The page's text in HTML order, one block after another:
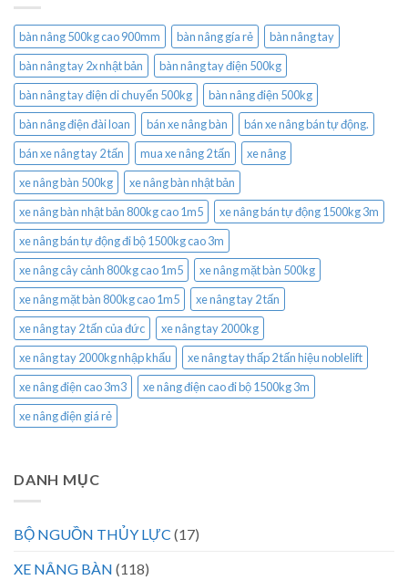
bàn nâng 500kg cao 900mm bàn nâng gía rẻ
bàn nâng tay
bàn nâng tay 2x nhật bản
bàn nâng tay điện 500kg
bàn nâng tay điện di chuyển 500kg
bàn nâng điện 500kg
bàn nâng điện đài loan
bán xe nâng bàn
bán xe nâng bán tự động.
bán xe nâng tay 2 tấn
mua xe nâng 2 tấn
xe nâng
xe nâng bàn 500kg
xe nâng bàn nhật bản
xe nâng bàn nhật bản 800kg cao 1m5
xe nâng bán tự động 1500kg 3m
xe nâng bán tự động đi bộ 1500kg cao 3m
xe nâng cây cảnh 800kg cao 1m5
xe nâng mặt bàn 500kg
xe nâng mặt bàn 800kg cao 1m5
xe nâng tay 2 tấn
xe nâng tay 2 tấn của đức
xe nâng tay 2000kg
xe nâng tay 2000kg nhập khẩu
xe nâng tay thấp 2 tấn hiệu noblelift
xe nâng điện cao 3m3
xe nâng điện cao đi bộ 1500kg 3m
xe nâng điện giá rẻ
DANH MỤC
BỘ NGUỒN THỦY LỰC (17)
XE NÂNG BÀN (118)